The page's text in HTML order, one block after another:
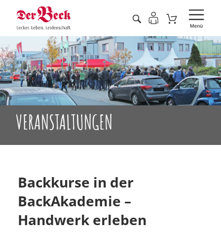
VERANSTALTUNGEN
Backkurse in der
BackAkademie –
Handwerk erleben